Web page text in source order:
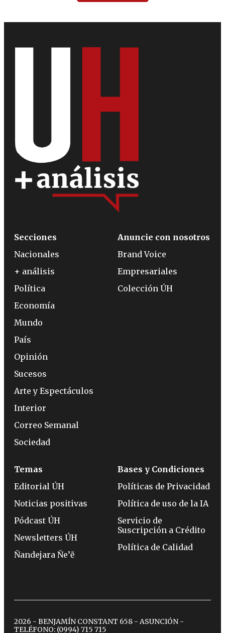
Secciones
Nacionales
+ análisis
Política
Economía
Mundo
País
Opinión
Sucesos
Arte y Espectáculos
Interior
Correo Semanal
Sociedad
Anuncie con nosotros
Brand Voice
Empresariales
Colección ÚH
Temas
Editorial ÚH
Noticias positivas
Pódcast ÚH
Newsletters ÚH
Ñandejara Ñe’ẽ
Bases y Condiciones
Políticas de Privacidad
Política de uso de la IA
Servicio de
Suscripción a Crédito
Política de Calidad
2026 - BENJAMÍN CONSTANT 658 - ASUNCIÓN -
TELÉFONO: (0994) 715 715